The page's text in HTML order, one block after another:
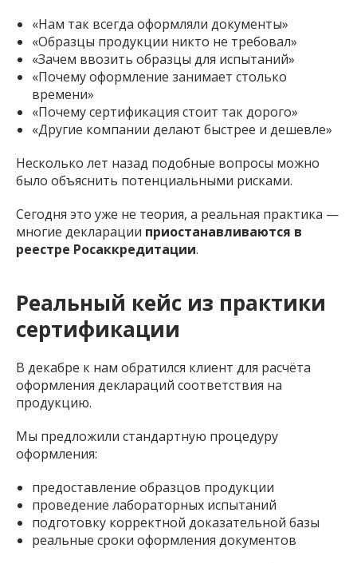
«Нам так всегда оформляли документы»
«Образцы продукции никто не требовал»
«Зачем ввозить образцы для испытаний»
«Почему оформление занимает столько
времени»
«Почему сертификация стоит так дорого»
«Другие компании делают быстрее и дешевле»
Несколько лет назад подобные вопросы можно
было объяснить потенциальными рисками.
Сегодня это уже не теория, а реальная практика —
многие декларации приостанавливаются в
реестре Росаккредитации.
Реальный кейс из практики
сертификации
В декабре к нам обратился клиент для расчёта
оформления деклараций соответствия на
продукцию.
Мы предложили стандартную процедуру
оформления:
предоставление образцов продукции
проведение лабораторных испытаний
подготовку корректной доказательной базы
реальные сроки оформления документов